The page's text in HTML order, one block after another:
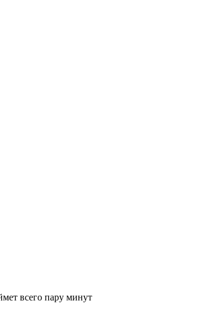
всего пару минут